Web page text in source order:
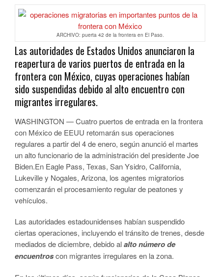
ARCHIVO: puerta 42 de la frontera en El Paso.
Las autoridades de Estados Unidos anunciaron la
reapertura de varios puertos de entrada en la
frontera con México, cuyas operaciones habían
sido suspendidas debido al alto encuentro con
migrantes irregulares.
WASHINGTON — Cuatro puertos de entrada en la frontera
con México de EEUU retomarán sus operaciones
regulares a partir del 4 de enero, según anunció el martes
un alto funcionario de la administración del presidente Joe
Biden.En Eagle Pass, Texas, San Ysidro, California,
Lukeville y Nogales, Arizona, los agentes migratorios
comenzarán el procesamiento regular de peatones y
vehículos.
Las autoridades estadounidenses habían suspendido
ciertas operaciones, incluyendo el tránsito de trenes, desde
mediados de diciembre, debido alalto número de
encuentroscon migrantes irregulares en la zona.